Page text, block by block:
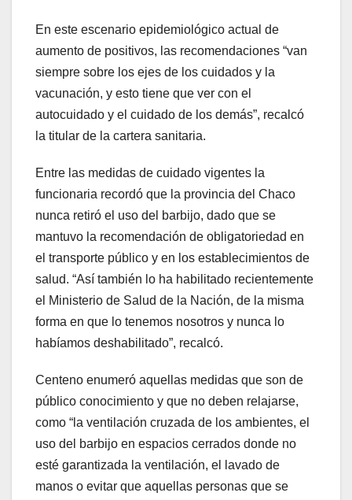
En este escenario epidemiológico actual de
aumento de positivos, las recomendaciones “van
siempre sobre los ejes de los cuidados y la
vacunación, y esto tiene que ver con el
autocuidado y el cuidado de los demás”, recalcó
la titular de la cartera sanitaria.
Entre las medidas de cuidado vigentes la
funcionaria recordó que la provincia del Chaco
nunca retiró el uso del barbijo, dado que se
mantuvo la recomendación de obligatoriedad en
el transporte público y en los establecimientos de
salud. “Así también lo ha habilitado recientemente
el Ministerio de Salud de la Nación, de la misma
forma en que lo tenemos nosotros y nunca lo
habíamos deshabilitado”, recalcó.
Centeno enumeró aquellas medidas que son de
público conocimiento y que no deben relajarse,
como “la ventilación cruzada de los ambientes, el
uso del barbijo en espacios cerrados donde no
esté garantizada la ventilación, el lavado de
manos o evitar que aquellas personas que se